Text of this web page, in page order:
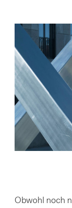
Obwohl noch